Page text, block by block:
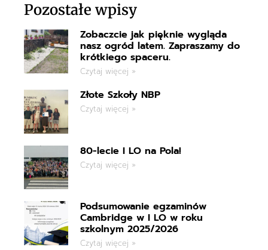
Pozostałe wpisy
Zobaczcie jak pięknie wygląda
nasz ogród latem. Zapraszamy do
krótkiego spaceru.
Czytaj więcej »
Złote Szkoły NBP
Czytaj więcej »
80-lecie I LO na Pola!
Czytaj więcej »
Podsumowanie egzaminów
Cambridge w I LO w roku
szkolnym 2025/2026
Czytaj więcej »